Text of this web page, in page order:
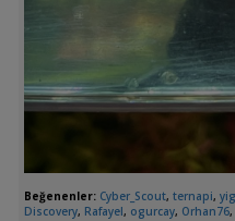
Beğenenler: Cyber_Scout, ternapi,
Discovery, Rafayel, ogurcay, Orhan76,